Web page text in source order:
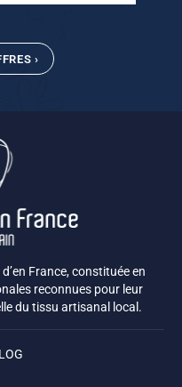
›
France, constituée en
reconnues pour leur
du tissu artisanal local.